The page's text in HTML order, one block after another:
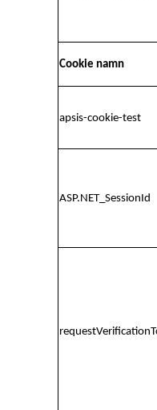
Cookie namn
apsis-cookie-test
ASP.NET_SessionId